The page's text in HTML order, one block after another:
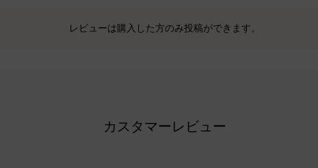
レビューは購入した方のみ投稿ができます。
カスタマーレビュー